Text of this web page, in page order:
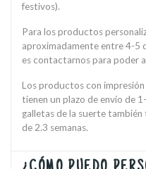
festivos).
Para los productos
aproximadamente entre 4-5
es contactarnos para poder
Los productos con
tienen un plazo de envío de
galletas de la suerte
de 2.3 semanas.